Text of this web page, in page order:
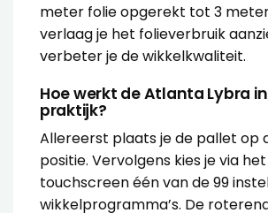
meter folie opgerekt tot 3
verlaag je het folieverbruik
verbeter je de wikkelkwaliteit.
Hoe werkt de Atlanta Lybra
praktijk?
Allereerst plaats je de pallet op
positie. Vervolgens kies je via het
touchscreen één van de 99
wikkelprogramma’s. De